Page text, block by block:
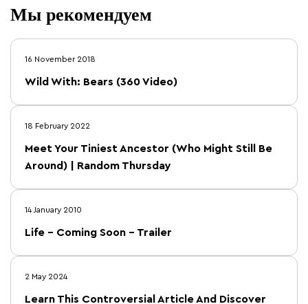
Мы рекомендуем
16 November 2018
Wild With: Bears (360 Video)
18 February 2022
Meet Your Tiniest Ancestor (Who Might Still Be
Around) | Random Thursday
14 January 2010
Life – Coming Soon – Trailer
2 May 2024
Learn This Controversial Article And Discover